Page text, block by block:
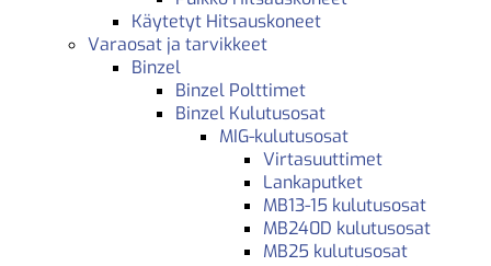
Käytetyt Hitsauskoneet
Varaosat ja tarvikkeet
Binzel
Binzel Polttimet
Binzel Kulutusosat
MIG-kulutusosat
Virtasuuttimet
Lankaputket
MB13-15 kulutusosat
MB240D kulutusosat
MB25 kulutusosat